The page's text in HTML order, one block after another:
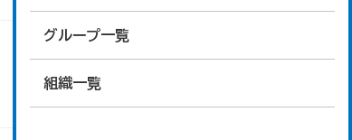
グループ一覧
組織一覧